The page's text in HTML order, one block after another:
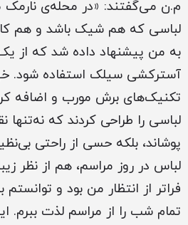
م.ن می‌گفتند: «در محله‌ی نارمک
لباسی که هم شیک باشد و هم
به من پیشنهاد داده شد که از
آسترکشی سیلک استفاده شود.
تکنیک‌های برش مورب و اضافه
لباسی را طراحی کردند که
پوشاند، بلکه حسی از راحتی
لباس در روز مراسم، هم از نظر
فراتر از انتظار من بود و
تمام شب را از مراسم لذت ببرم.